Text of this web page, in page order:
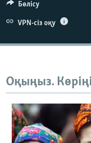
Бөлісу
VPN-сіз оқу
Оқыңыз.